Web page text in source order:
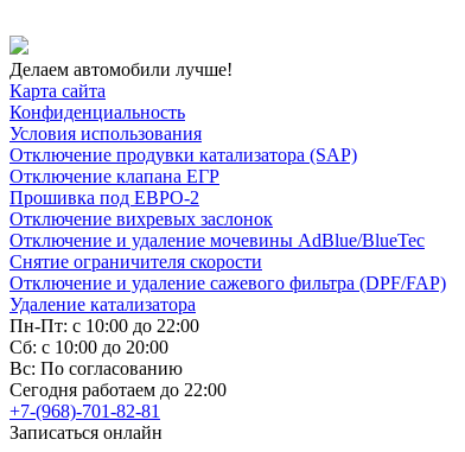
Делаем автомобили лучше!
Карта сайта
Конфиденциальность
Условия использования
Отключение продувки катализатора (SAP)
Отключение клапана ЕГР
Прошивка под ЕВРО-2
Отключение вихревых заслонок
Отключение и удаление мочевины AdBlue/BlueTec
Снятие ограничителя скорости
Отключение и удаление сажевого фильтра (DPF/FAP)
Удаление катализатора
Пн-Пт: с 10:00 до 22:00
Сб: с 10:00 до 20:00
Вс: По согласованию
Сегодня работаем до 22:00
+7-(968)-701-82-81
Записаться онлайн